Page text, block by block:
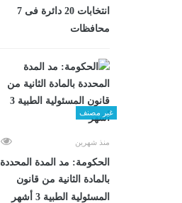
انتخابات 20 دائرة فى 7
محافظات
غير مصنف
منذ شهرين
الحكومة: مد المدة المحددة
بالمادة الثانية من قانون
المسئولية الطبية 3 أشهر